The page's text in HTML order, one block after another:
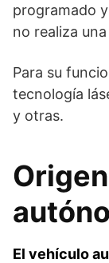
programado
no realiza
Para su
tecnología
y otras.
El vehículo